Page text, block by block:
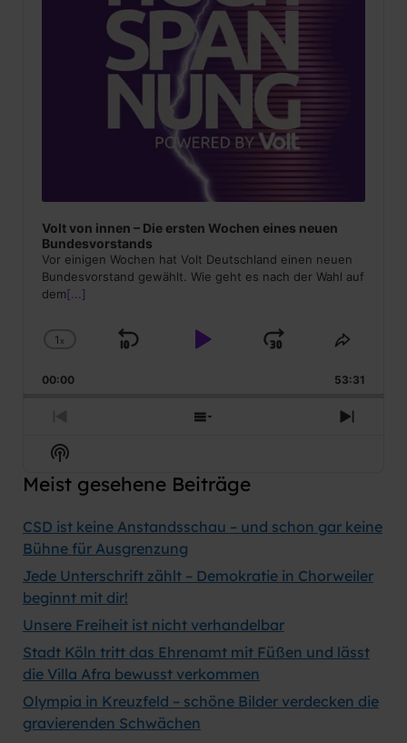
Volt von innen – Die ersten Wochen eines neuen
Bundesvorstands
Vor einigen Wochen hat Volt Deutschland einen neuen
Bundesvorstand gewählt. Wie geht es nach der Wahl auf
dem[...]
Change
Rate
1 x
Skip
Play
Jump
Forward
Share
00:00 53:31
Episode
Show
Next
Show
Information
Meist gesehene Beiträge
CSD ist keine Anstandsschau – und schon gar keine
Bühne für Ausgrenzung
Jede Unterschrift zählt – Demokratie in Chorweiler
beginnt mit dir!
Unsere Freiheit ist nicht verhandelbar
Stadt Köln tritt das Ehrenamt mit Füßen und lässt
die Villa Afra bewusst verkommen
Olympia in Kreuzfeld – schöne Bilder verdecken die
gravierenden Schwächen